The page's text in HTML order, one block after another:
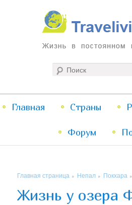
Traveliving
Жизнь в постоянном путешествии
меню
к
к
Главная Страны
Форум
Главная страница » Непал » Покхара »
Жизнь у озера